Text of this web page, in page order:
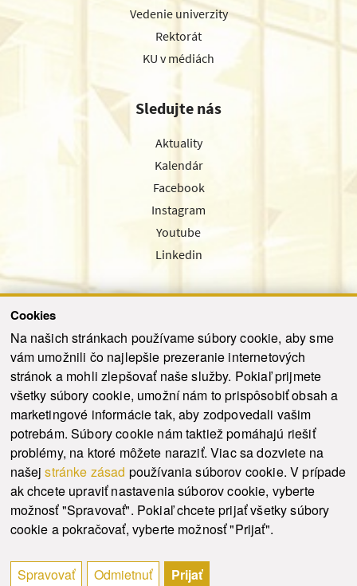
Cookies
Na našich stránkach používame súbory cookie, aby sme
vám umožnili čo najlepšie prezeranie internetových
stránok a mohli zlepšovať naše služby. Pokiaľ prijmete
všetky súbory cookie, umožní nám to prispôsobiť obsah a
marketingové informácie tak, aby zodpovedali vašim
potrebám. Súbory cookie nám taktiež pomáhajú riešiť
problémy, na ktoré môžete naraziť. Viac sa dozviete na
našejstránke zásad používania súborov cookie. V prípade
ak chcete upraviť nastavenia súborov cookie, vyberte
možnosť "Spravovať". Pokiaľ chcete prijať všetky súbory
cookie a pokračovať, vyberte možnosť "Prijať".
Spravovať Odmietnuť Prijať
Vedenie univerzity
Rektorát
KU v médiách
Sledujte nás
Aktuality
Kalendár
Facebook
Instagram
Youtube
Linkedin
Odoslať
© 2021-2026 ku.sk. Všetky práva vyhradené. | Ochrana osobných údajov
Vyhlásenie o prístupnosti |
Admin
This site is protected by reCAPTCHA and the Google Privacy Policy and Terms of
Service
apply.